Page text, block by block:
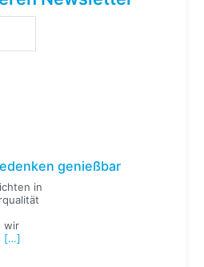
genießbar
in
wir
[…]